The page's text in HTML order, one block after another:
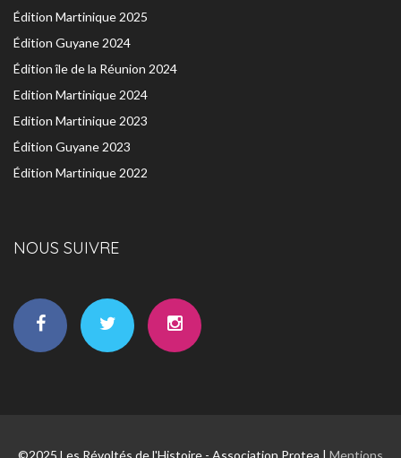
Édition Martinique 2025
Édition Guyane 2024
Édition île de la Réunion 2024
Edition Martinique 2024
Edition Martinique 2023
Édition Guyane 2023
Édition Martinique 2022
NOUS SUIVRE
©2025 Les Révoltés de l'Histoire - Association Protea | Mentions